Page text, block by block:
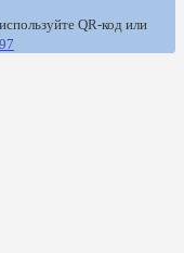
QR-код или